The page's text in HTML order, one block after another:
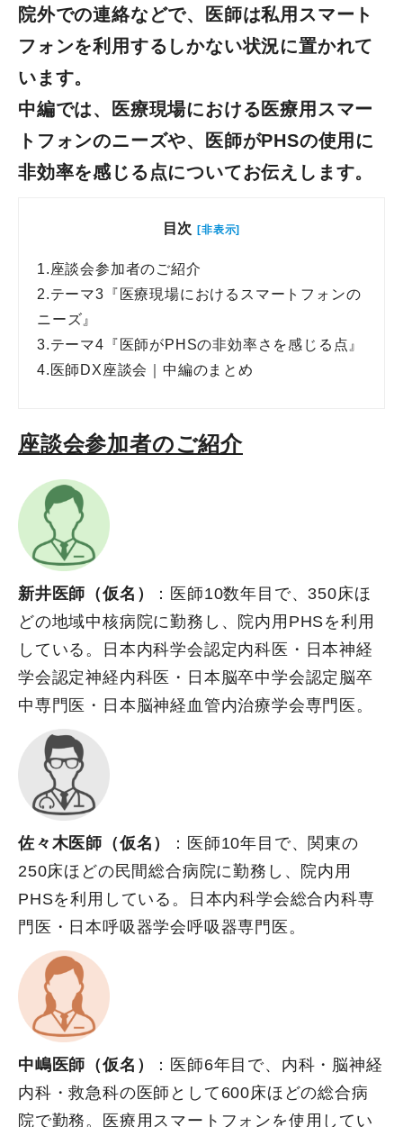
院外での連絡などで、医師は私用スマート
フォンを利用するしかない状況に置かれて
います。
中編では、医療現場における医療用スマー
トフォンのニーズや、医師がPHSの使用に
非効率を感じる点についてお伝えします。
目次 [非表示]
1.座談会参加者のご紹介
2.テーマ3『医療現場におけるスマートフォンの
ニーズ』
3.テーマ4『医師がPHSの非効率さを感じる点』
4. 医師DX座談会｜中編のまとめ
座談会参加者のご紹介
新井医師（仮名）
：医師10数年目で、350床ほ
どの地域中核病院に勤務し、院内用PHSを利用
している。日本内科学会認定内科医・日本神経
学会認定神経内科医・日本脳卒中学会認定脳卒
中専門医・日本脳神経血管内治療学会専門医。
佐々木医師（仮名）
：医師10年目で、関東の
250床ほどの民間総合病院に勤務し、院内用
PHSを利用している。日本内科学会総合内科専
門医・日本呼吸器学会呼吸器専門医。
中嶋医師（仮名）
：医師6年目で、内科・脳神経
内科・救急科の医師として600床ほどの総合病
院で勤務。医療用スマートフォンを使用してい